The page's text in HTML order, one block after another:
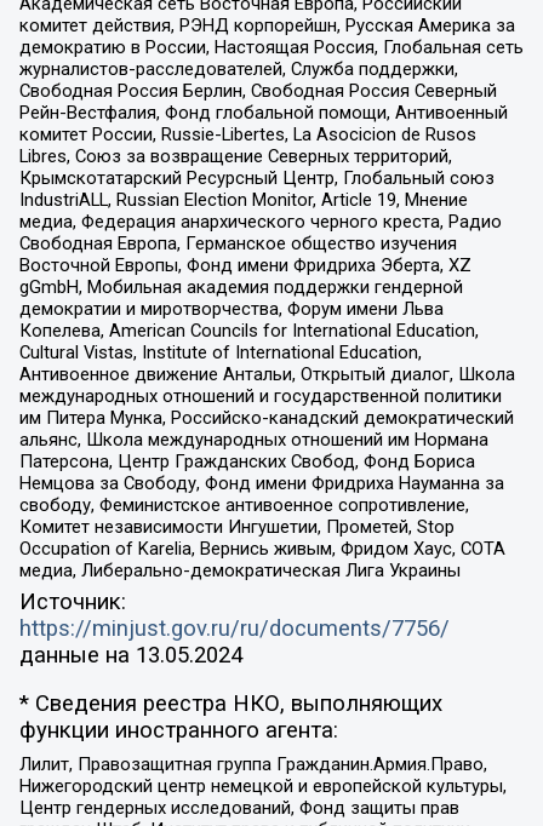
комитет действия, РЭНД корпорейшн, Русская Америка за
демократию в России, Настоящая Россия, Глобальная сеть
журналистов-расследователей, Служба поддержки,
Свободная Россия Берлин, Свободная Россия Северный
Рейн-Вестфалия, Фонд глобальной помощи, Антивоенный
комитет России, Russie-Libertes, La Asocicion de Rusos
Libres, Союз за возвращение Северных территорий,
Крымскотатарский Ресурсный Центр, Глобальный союз
IndustriALL, Russian Election Monitor, Article 19, Мнение
медиа, Федерация анархического черного креста, Радио
Свободная Европа, Германское общество изучения
Восточной Европы, Фонд имени Фридриха Эберта, XZ
gGmbH, Мобильная академия поддержки гендерной
демократии и миротворчества, Форум имени Льва
Копелева, American Councils for International Education,
Cultural Vistas, Institute of International Education,
Антивоенное движение Антальи, Открытый диалог, Школа
международных отношений и государственной политики
им Питера Мунка, Российско-канадский демократический
альянс, Школа международных отношений им Нормана
Патерсона, Центр Гражданских Свобод, Фонд Бориса
Немцова за Свободу, Фонд имени Фридриха Науманна за
свободу, Феминистское антивоенное сопротивление,
Комитет независимости Ингушетии, Прометей, Stop
Occupation of Karelia, Вернись живым, Фридом Хаус, СОТА
медиа, Либерально-демократическая Лига Украины
Источник:
https://minjust.gov.ru/ru/documents/7756/
данные на 13.05.2024
* Сведения реестра НКО, выполняющих
функции иностранного агента:
Лилит, Правозащитная группа Гражданин.Армия.Право,
Нижегородский центр немецкой и европейской культуры,
Центр гендерных исследований, Фонд защиты прав